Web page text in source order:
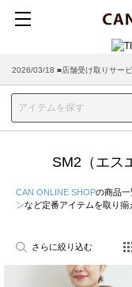
2026/03/18 ■店舗受け取りサー
SM2（エス
CAN ONLINE SHOPの商品一
ンなど定番アイテムを取り揃
さらに絞り込む